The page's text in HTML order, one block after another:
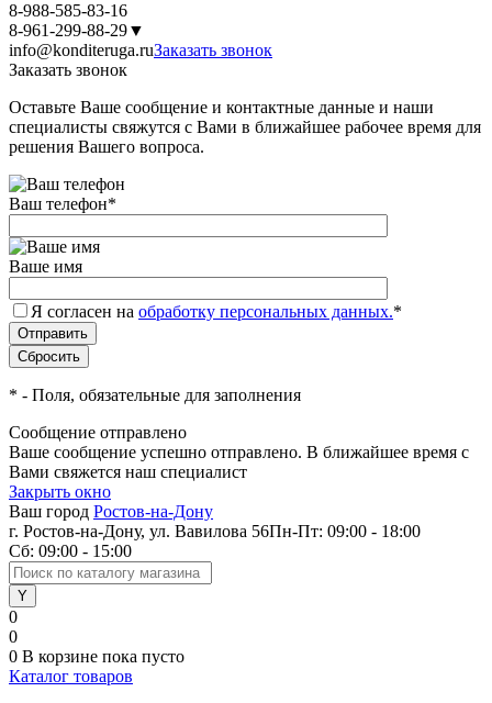
8-988-585-83-16
8-961-299-88-29▼
info@konditeruga.ruЗаказать звонок
Заказать звонок
Оставьте Ваше сообщение и контактные данные и наши
специалисты свяжутся с Вами в ближайшее рабочее время для
решения Вашего вопроса.
Ваш телефон*
Ваше имя
Я согласен на обработку персональных данных.*
* - Поля, обязательные для заполнения
Сообщение отправлено
Ваше сообщение успешно отправлено. В ближайшее время с
Вами свяжется наш специалист
Закрыть окно
Ваш город Ростов-на-Дону
г. Ростов-на-Дону, ул. Вавилова 56Пн-Пт: 09:00 - 18:00
Сб: 09:00 - 15:00
0
0
0 В корзине пока пусто
Каталог товаров